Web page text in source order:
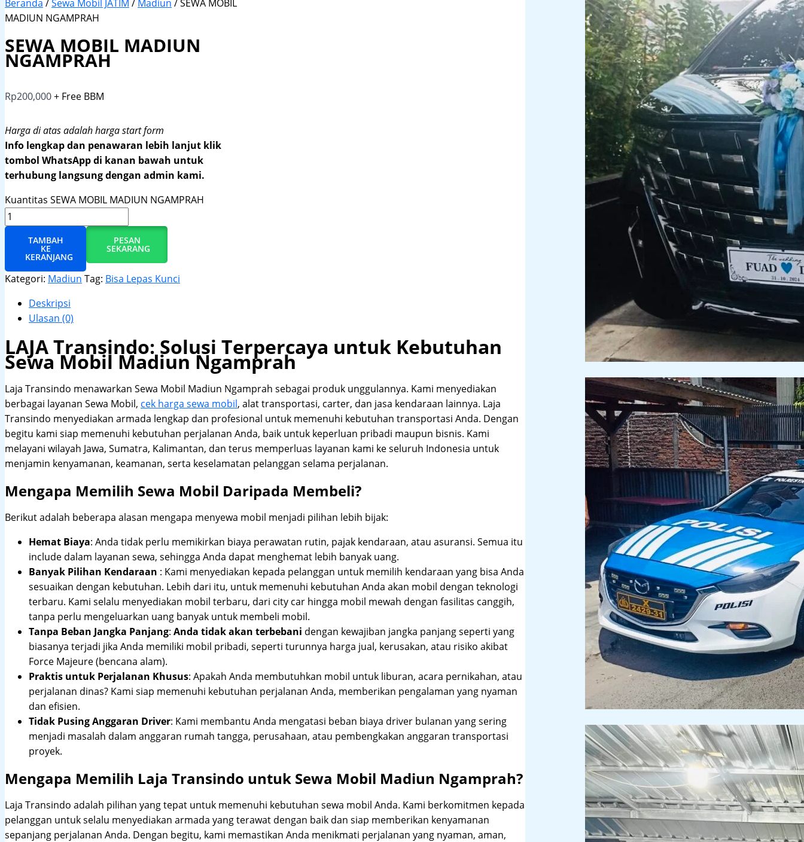
Beranda /Sewa Mobil JATIM / Madiun / SEWA MOBIL
MADIUN NGAMPRAH
SEWA MOBIL MADIUN
NGAMPRAH
Rp200,000+ Free BBM
Harga di atas adalah harga start form
Info lengkap dan penawaran lebih lanjut klik
tombol WhatsApp di kanan bawah untuk
terhubung langsung dengan admin kami.
Kuantitas SEWA MOBIL MADIUN NGAMPRAH
TAMBAH
KE
KERANJANG
PESAN
SEKARANG
Kategori: Madiun Tag: Bisa Lepas Kunci
Deskripsi
Ulasan (0)
LAJA Transindo: Solusi Terpercaya untuk Kebutuhan
Sewa Mobil Madiun Ngamprah
Laja Transindo menawarkan Sewa Mobil Madiun Ngamprah sebagai produk unggulannya. Kami menyediakan
berbagai layanan Sewa Mobil, cek harga sewa mobil, alat transportasi, carter, dan jasa kendaraan lainnya. Laja
Transindo menyediakan armada lengkap dan profesional untuk memenuhi kebutuhan transportasi Anda. Dengan
begitu kami siap memenuhi kebutuhan perjalanan Anda, baik untuk keperluan pribadi maupun bisnis. Kami
melayani wilayah Jawa, Sumatra, Kalimantan, dan terus memperluas layanan kami ke seluruh Indonesia untuk
menjamin kenyamanan, keamanan, serta keselamatan pelanggan selama perjalanan.
Mengapa Memilih Sewa Mobil Daripada Membeli?
Berikut adalah beberapa alasan mengapa menyewa mobil menjadi pilihan lebih bijak:
Hemat Biaya: Anda tidak perlu memikirkan biaya perawatan rutin, pajak kendaraan, atau asuransi. Semua itu
include dalam layanan sewa, sehingga Anda dapat menghemat lebih banyak uang.
Banyak Pilihan Kendaraan : Kami menyediakan kepada pelanggan untuk memilih kendaraan yang bisa Anda
sesuaikan dengan kebutuhan. Lebih dari itu, untuk memenuhi kebutuhan Anda akan mobil dengan teknologi
terbaru. Kami selalu menyediakan mobil terbaru, dari city car hingga mobil mewah dengan fasilitas canggih,
tanpa perlu mengeluarkan uang banyak untuk membeli mobil.
Tanpa Beban Jangka Panjang: Anda tidak akan terbebani dengan kewajiban jangka panjang seperti yang
biasanya terjadi jika Anda memiliki mobil pribadi, seperti turunnya harga jual, kerusakan, atau risiko akibat
Force Majeure (bencana alam).
Praktis untuk Perjalanan Khusus: Apakah Anda membutuhkan mobil untuk liburan, acara pernikahan, atau
perjalanan dinas? Kami siap memenuhi kebutuhan perjalanan Anda, memberikan pengalaman yang nyaman
dan efisien.
Tidak Pusing Anggaran Driver: Kami membantu Anda mengatasi beban biaya driver bulanan yang sering
menjadi masalah dalam anggaran rumah tangga, perusahaan, atau pembengkakan anggaran transportasi
proyek.
Mengapa Memilih Laja Transindo untuk Sewa Mobil Madiun Ngamprah?
Laja Transindo adalah pilihan yang tepat untuk memenuhi kebutuhan sewa mobil Anda. Kami berkomitmen kepada
pelanggan untuk selalu menyediakan armada yang terawat dengan baik dan siap memberikan kenyamanan
sepanjang perjalanan Anda. Dengan begitu, kami memastikan Anda menikmati perjalanan yang nyaman, aman,